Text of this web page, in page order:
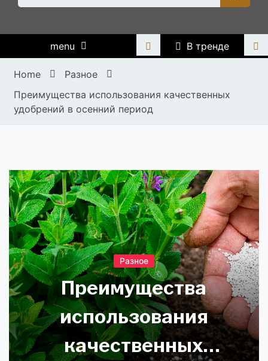
menu В тренде
Home
Разное
Преимущества использования качественных
удобрений в осенний период
Разное
Преимущества
использования
качественных